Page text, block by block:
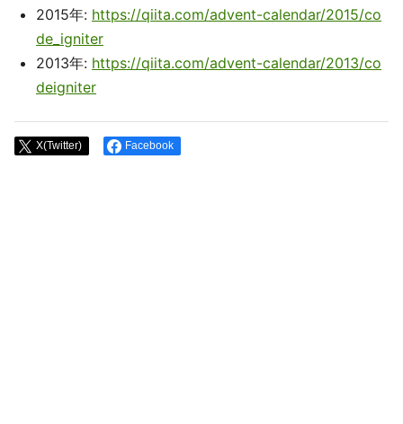
2015年: https://qiita.com/advent-calendar/2015/co
de_igniter
2013年: https://qiita.com/advent-calendar/2013/co
deigniter
X(Twitter) Facebook